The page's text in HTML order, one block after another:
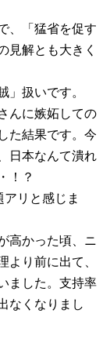
、「猛省を促す
見解とも大きく
」扱いです。
んに嫉妬しての
た結果です。今
日本なんて潰れ
！？
アリと感じま
高かった頃、ニ
より前に出て、
ました。支持率
なくなりまし